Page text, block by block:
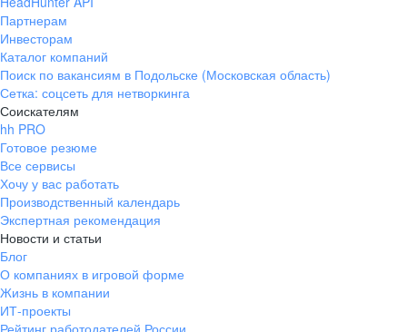
Партнерам
Инвесторам
Каталог компаний
Поиск по вакансиям в Подольске (Московская область)
Сетка: соцсеть для нетворкинга
Соискателям
hh PRO
Готовое резюме
Все сервисы
Хочу у вас работать
Производственный календарь
Экспертная рекомендация
Новости и статьи
Блог
О компаниях в игровой форме
Жизнь в компании
ИТ-проекты